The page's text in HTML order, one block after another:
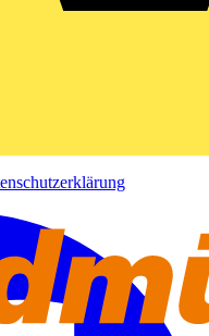
Sie stets aktuelle